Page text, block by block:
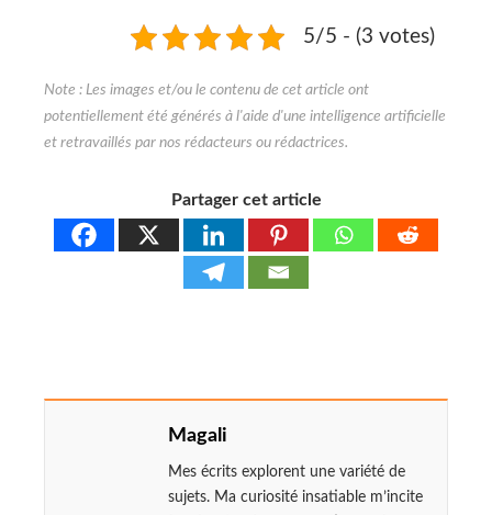
5/5 - (3 votes)
Partager cet article
Magali
Mes écrits explorent une variété de
sujets. Ma curiosité insatiable m’incite